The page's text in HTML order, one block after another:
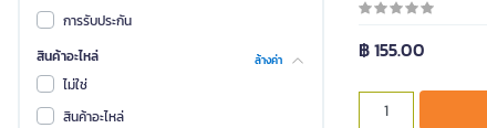
การรับประกัน
สินค้าอะไหล่
ล้างค่า
ไม่ใช่
สินค้าอะไหล่
฿ 155.00